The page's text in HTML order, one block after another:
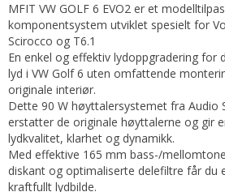
MFIT VW GOLF 6 EVO2 er et
komponentsystem utviklet spesielt for
Scirocco og T6.1
En enkel og effektiv lydoppgradering for
lyd i VW Golf 6 uten omfattende
originale interiør.
Dette 90 W høyttalersystemet fra Audio
erstatter de originale høyttalerne og gir
lydkvalitet, klarhet og dynamikk.
Med effektive 165 mm bass-/
diskant og optimaliserte delefiltre får du
kraftfullt lydbilde.